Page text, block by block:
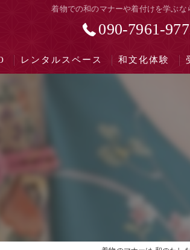
着物での和のマナーや着付けを学ぶ
090-7961-
レンタルスペース 和文化体験